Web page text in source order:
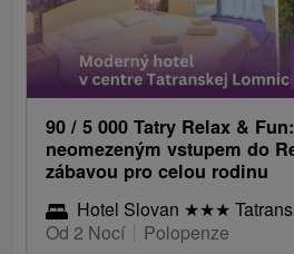
90 / 5 000 Tatry Relax &
neomezeným vstupem do
zábavou pro celou rodinu
Hotel Slovan ★★★
Od 2 Nocí
Polopenze